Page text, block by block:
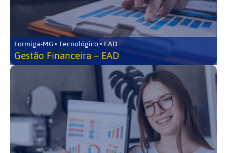
Formiga-MG • Tecnológico • EAD
Gestão Financeira – EAD